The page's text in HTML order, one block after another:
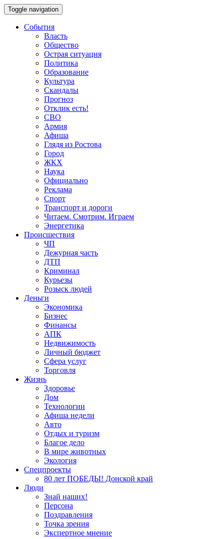
Toggle navigation
События
Власть
Общество
Острая ситуация
Политика
Образование
Культура
Скандалы
Прогноз
Отклик есть!
СВО
Армия
Афиша
Глядя из Ростова
Город
ЖКХ
Наука
Официально
Реклама
Спорт
Транспорт и дороги
Читаем. Смотрим. Играем
Энергетика
Происшествия
ЧП
Дежурная часть
ДТП
Криминал
Курьезы
Розыск людей
Деньги
Экономика
Бизнес
Финансы
АПК
Недвижимость
Личный бюджет
Сфера услуг
Торговля
Жизнь
Здоровье
Дом
Технологии
Афиша недели
Авто
Отдых и туризм
Благое дело
В мире животных
Экология
Спецпроекты
80 лет ПОБЕДЫ! Донской край
Люди
Знай наших!
Персона
Поздравления
Точка зрения
Экспертное мнение